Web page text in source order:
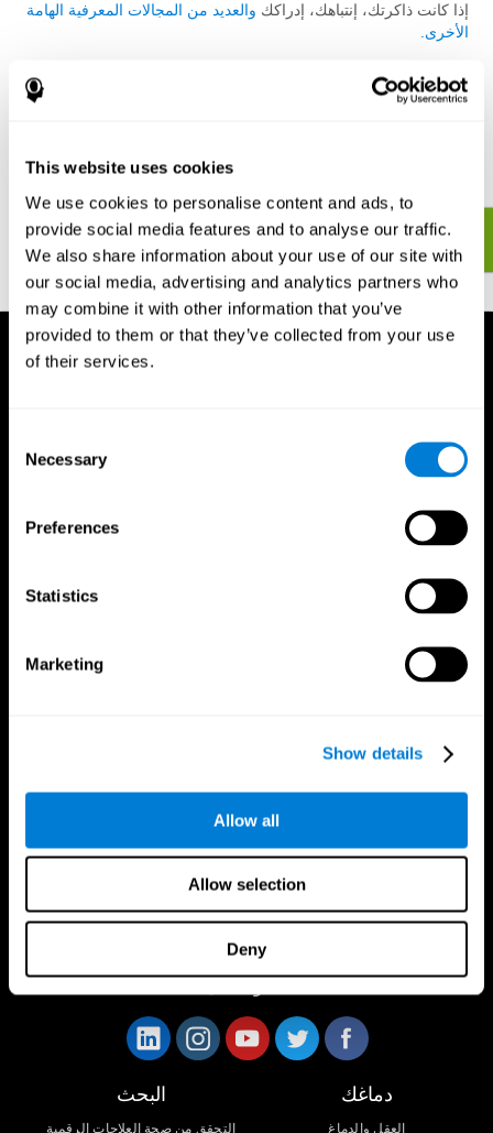
This website uses cookies
We use cookies to personalise content and ads, to
provide social media features and to analyse our traffic.
We also share information about your use of our site with
our social media, advertising and analytics partners who
may combine it with other information that you’ve
provided to them or that they’ve collected from your use
of their services.
Selection
Necessary
Preferences
Statistics
Marketing
Show details
Allow all
Allow selection
Deny
إذا كانت ذاكرتك، إنتباهك، إدراكك والعديد من المجالات المعرفية الهامة
الأخرى.
جميع التمارين الذهنية المختلفة المتاحة على الإنترنت. التداريب الدماغية
المختلفة هي بسيطة وممتعة للقيام به. يمكنك إختيار التدريب بنفسك أو
تقدمك ورؤية كيف تتحسن مع مرور الوقت.
إبدأ بتقييم وتدريب دماغك ومهاراتك الآن!
دماغك
العقل والدماغ
البحث
التحقق من صحة العلاجات الرقمية